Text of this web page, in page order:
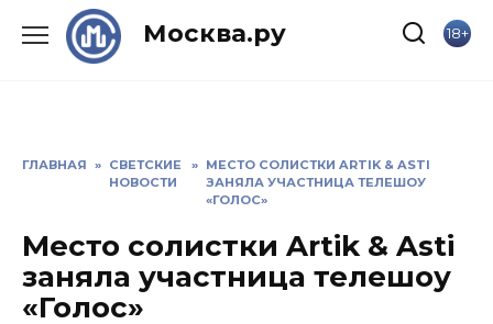
Москва.ру 18+
ГЛАВНАЯ » СВЕТСКИЕ
НОВОСТИ
» МЕСТО СОЛИСТКИ ARTIK & ASTI
ЗАНЯЛА УЧАСТНИЦА ТЕЛЕШОУ
«ГОЛОС»
Место солистки Artik & Asti
заняла участница телешоу
«Голос»